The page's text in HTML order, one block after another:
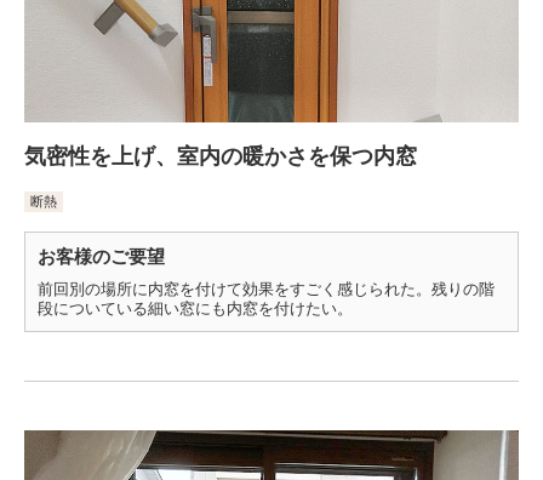
気密性を上げ、室内の暖かさを保つ内窓
断熱
お客様のご要望
前回別の場所に内窓を付けて効果をすごく感じられた。残りの階
段についている細い窓にも内窓を付けたい。